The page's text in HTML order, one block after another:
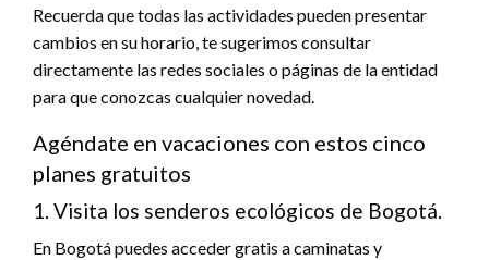
Recuerda que todas las actividades pueden presentar
cambios en su horario, te sugerimos consultar
directamente las redes sociales o páginas de la entidad
para que conozcas cualquier novedad.
Agéndate en vacaciones con estos cinco
planes gratuitos
1. Visita los senderos ecológicos de Bogotá.
En Bogotá puedes acceder gratis a caminatas y